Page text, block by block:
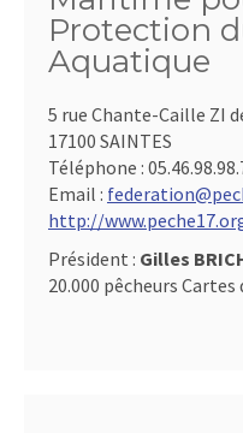
Protection
Aquatique
5 rue Chante-Caille ZI
17100 SAINTES
Téléphone :
Email :
http://
Président : Gilles
20.000 pêcheurs Cartes